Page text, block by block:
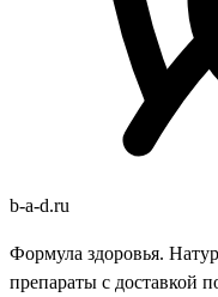
b-a-d.ru
Формула здоровья.
препараты с доставкой